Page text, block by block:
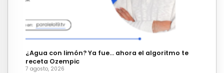
¿Agua con limón? Ya fue… ahora el algoritmo te
receta Ozempic
7 agosto, 2026